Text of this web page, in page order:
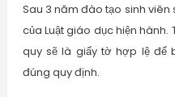
Sau 3 năm đào tạo sinh
của Luật giáo dục hiện
quy sẽ là giấy tờ hợp lệ
đúng quy định.